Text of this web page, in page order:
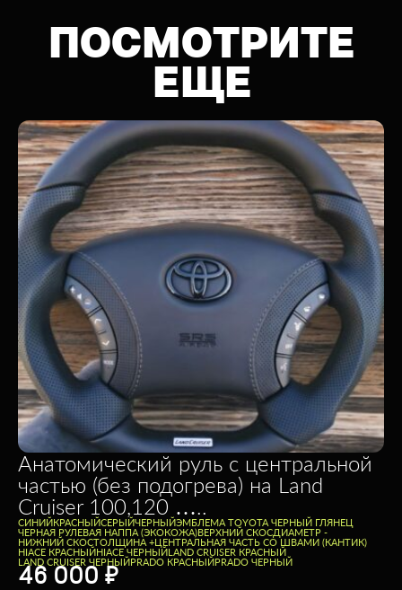
ПОСМОТРИТЕ
ЕЩЕ
Анатомический руль с центральной
частью (без подогрева) на Land
Cruiser 100,120 …..
CИНИЙКРАСНЫЙСЕРЫЙЧЕРНЫЙЭМБЛЕМА TOYOTA ЧЕРНЫЙ ГЛЯНЕЦ
ЧЕРНАЯ РУЛЕВАЯ НАППА (ЭКОКОЖА)ВЕРХНИЙ СКОСДИАМЕТР -
НИЖНИЙ СКОСТОЛЩИНА +ЦЕНТРАЛЬНАЯ ЧАСТЬ СО ШВАМИ (КАНТИК)
HIACE КРАСНЫЙHIACE ЧЕРНЫЙLAND CRUISER КРАСНЫЙ
LAND CRUISER ЧЕРНЫЙPRADO КРАСНЫЙPRADO ЧЕРНЫЙ
46 000 ₽